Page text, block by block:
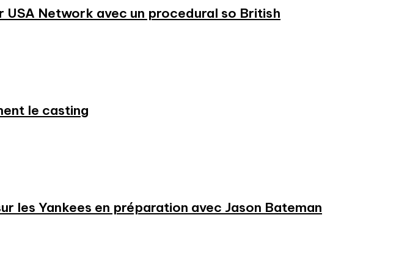
Network avec un procedural so British
le casting
les Yankees en préparation avec Jason Bateman